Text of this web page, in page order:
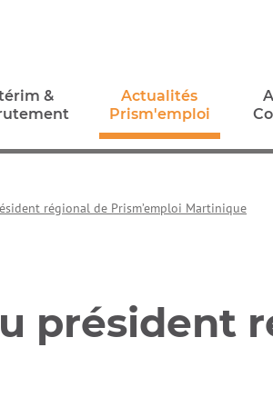
&
Actualités
Prism'emploi
régional de Prism’emploi Martinique
président